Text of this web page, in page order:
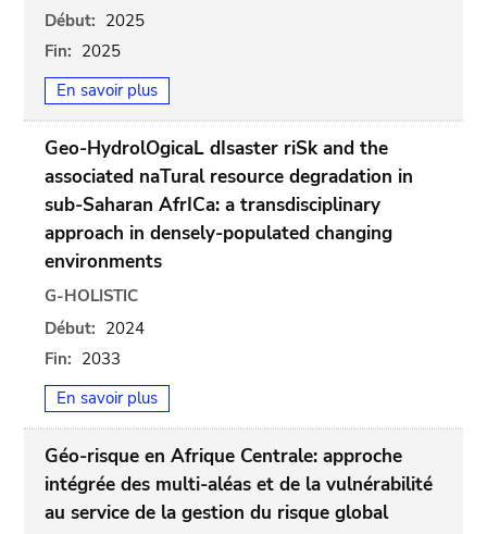
Début: 2025
Fin: 2025
En savoir plus
Geo-HydrolOgicaL dIsaster riSk and the
associated naTural resource degradation in
sub-Saharan AfrICa: a transdisciplinary
approach in densely-populated changing
environments
G-HOLISTIC
Début: 2024
Fin: 2033
En savoir plus
Géo-risque en Afrique Centrale: approche
intégrée des multi-aléas et de la vulnérabilité
au service de la gestion du risque global